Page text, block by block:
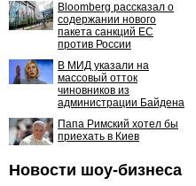
Bloomberg рассказал о
содержании нового
пакета санкций ЕС
против России
В МИД указали на
массовый отток
чиновников из
администрации Байдена
Папа Римский хотел бы
приехать в Киев
Новости шоу-бизнеса